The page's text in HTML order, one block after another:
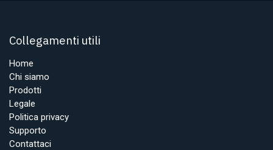
Collegamenti utili
Home
Chi siamo
Prodotti
Legale
Politica privacy
Supporto
Contattaci